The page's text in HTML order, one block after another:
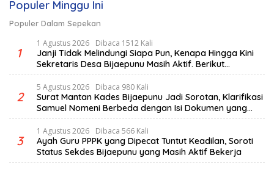
Populer Minggu Ini
Populer Dalam Sepekan
1
1 Agustus 2026 Dibaca 1512 Kali
Janji Tidak Melindungi Siapa Pun, Kenapa Hingga Kini
Sekretaris Desa Bijaepunu Masih Aktif. Berikut
penjelasan Ketua Komisi I DPRD TTS.
2
5 Agustus 2026 Dibaca 980 Kali
Surat Mantan Kades Bijaepunu Jadi Sorotan, Klarifikasi
Samuel Nomeni Berbeda dengan Isi Dokumen yang
Beredar
3
1 Agustus 2026 Dibaca 566 Kali
Ayah Guru PPPK yang Dipecat Tuntut Keadilan, Soroti
Status Sekdes Bijaepunu yang Masih Aktif Bekerja